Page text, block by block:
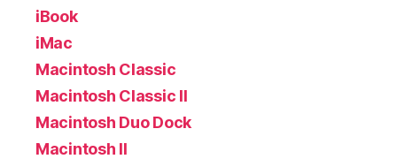
iBook
iMac
Macintosh Classic
Macintosh Classic II
Macintosh Duo Dock
Macintosh II